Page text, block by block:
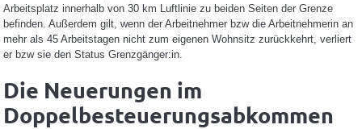
Arbeitsplatz innerhalb von 30 km Luftlinie zu beiden Seiten der Grenze
befinden. Außerdem gilt, wenn der Arbeitnehmer bzw die Arbeitnehmerin an
mehr als 45 Arbeitstagen nicht zum eigenen Wohnsitz zurückkehrt, verliert
er bzw sie den Status Grenzgänger:in.
Die Neuerungen im
Doppelbesteuerungsabkommen